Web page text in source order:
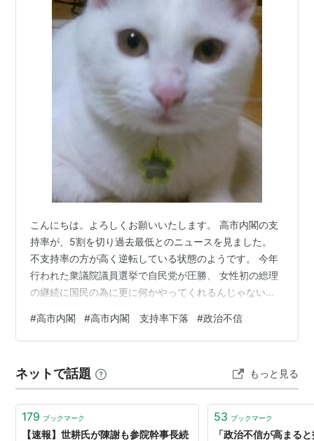
こんにちは。よろしくお願いいたします。 高市内閣の支
持率が、5割を切り過去最低とのニュースを見ました。
不支持率の方が高く逆転している状態のようです。 今年
行われた衆議院議員選挙で自民党が圧勝、 女性初の総理
の継続に国民の為に更に何かやってくれるんじゃないか
約も数多くあります。 上がり続ける物価。ほとんどの国
民の暮らしが改善されてはいない。 支持率の下落は仕方
は2～3年は変わらない。 上っ面だけの内容で判断するの
は難しいですが、国民の為を思って政治を行ってくれて
いると信じるしかない。 ミスや…
#高市内閣 #高市内閣 支持率下落 #政治不信
ネットで話題 もっと見る
179 ブックマーク
【速報】世耕氏が陳謝も参院幹事長続
53 ブックマーク
「政治不信が高まる